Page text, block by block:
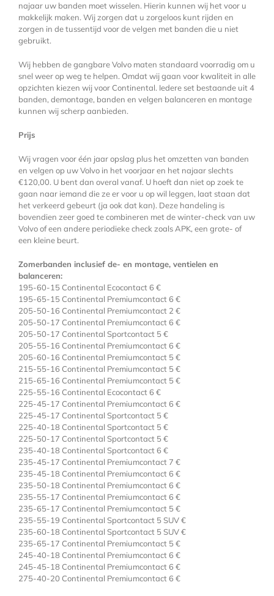
najaar uw banden moet wisselen. Hierin kunnen wij het voor u
makkelijk maken. Wij zorgen dat u zorgeloos kunt rijden en
zorgen in de tussentijd voor de velgen met banden die u niet
gebruikt.
Wij hebben de gangbare Volvo maten standaard voorradig om u
snel weer op weg te helpen. Omdat wij gaan voor kwaliteit in alle
opzichten kiezen wij voor Continental. Iedere set bestaande uit 4
banden, demontage, banden en velgen balanceren en montage
kunnen wij scherp aanbieden.
Prijs
Wij vragen voor één jaar opslag plus het omzetten van banden
en velgen op uw Volvo in het voorjaar en het najaar slechts
€120,00. U bent dan overal vanaf. U hoeft dan niet op zoek te
gaan naar iemand die ze er voor u op wil leggen, laat staan dat
het verkeerd gebeurt (ja ook dat kan). Deze handeling is
bovendien zeer goed te combineren met de winter-check van uw
Volvo of een andere periodieke check zoals APK, een grote- of
een kleine beurt.
Zomerbanden inclusief de- en montage, ventielen en
balanceren:
195-60-15 Continental Ecocontact 6 €
195-65-15 Continental Premiumcontact 6 €
205-50-16 Continental Premiumcontact 2 €
205-50-17 Continental Premiumcontact 6 €
205-50-17 Continental Sportcontact 5 €
205-55-16 Continental Premiumcontact 6 €
205-60-16 Continental Premiumcontact 5 €
215-55-16 Continental Premiumcontact 5 €
215-65-16 Continental Premiumcontact 5 €
225-55-16 Continental Ecocontact 6 €
225-45-17 Continental Premiumcontact 6 €
225-45-17 Continental Sportcontact 5 €
225-40-18 Continental Sportcontact 5 €
225-50-17 Continental Sportcontact 5 €
235-40-18 Continental Sportcontact 6 €
235-45-17 Continental Premiumcontact 7 €
235-45-18 Continental Premiumcontact 6 €
235-50-18 Continental Premiumcontact 6 €
235-55-17 Continental Premiumcontact 6 €
235-65-17 Continental Premiumcontact 5 €
235-55-19 Continental Sportcontact 5 SUV €
235-60-18 Continental Sportcontact 5 SUV €
235-65-17 Continental Premiumcontact 5 €
245-40-18 Continental Premiumcontact 6 €
245-45-18 Continental Premiumcontact 6 €
275-40-20 Continental Premiumcontact 6 €